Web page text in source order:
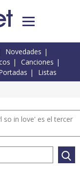
Novedades
Canciones
Listas
so in love' es el tercer